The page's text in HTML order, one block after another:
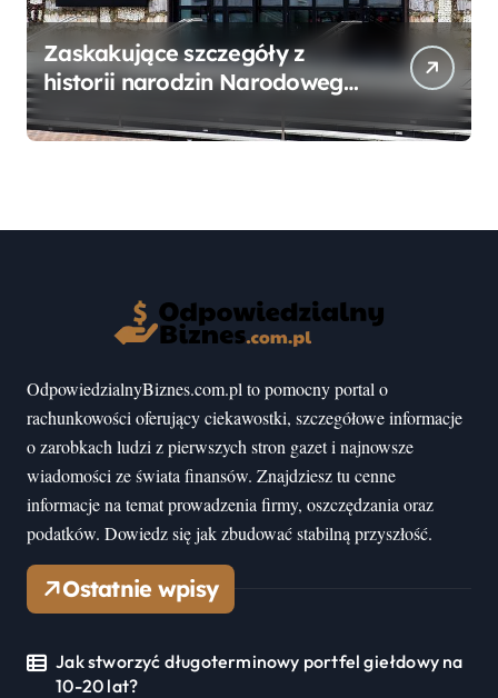
Zaskakujące szczegóły z
historii narodzin Narodowego
mogłeś nie wiedzieć
OdpowiedzialnyBiznes.com.pl to pomocny portal o
rachunkowości oferujący ciekawostki, szczegółowe informacje
o zarobkach ludzi z pierwszych stron gazet i najnowsze
wiadomości ze świata finansów. Znajdziesz tu cenne
informacje na temat prowadzenia firmy, oszczędzania oraz
podatków. Dowiedz się jak zbudować stabilną przyszłość.
Ostatnie wpisy
Jak stworzyć długoterminowy portfel giełdowy na
10-20 lat?